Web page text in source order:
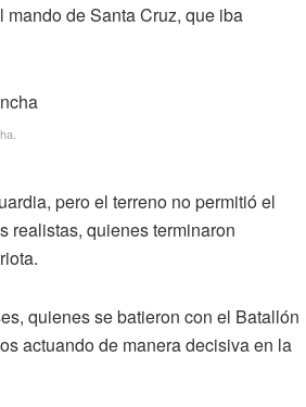
de Santa Cruz, que iba
pero el terreno no permitió el
realistas, quienes terminaron
quienes se batieron con el Batallón
actuando de manera decisiva en la